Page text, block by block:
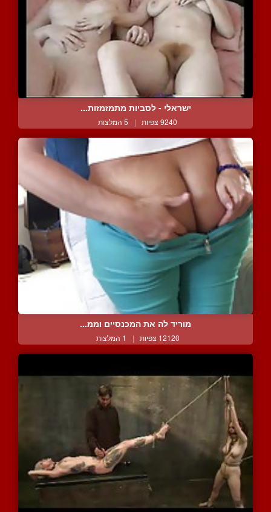
ישראלי - לסביות מתמזמזות...
9240 צפיות | 5 המלצות
מוריד לה את המכנסיים וממ...
12120 צפיות | 1 המלצות